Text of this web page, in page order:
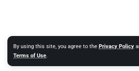
By using this site, you agree to the Privacy Policy
Terms of Use.